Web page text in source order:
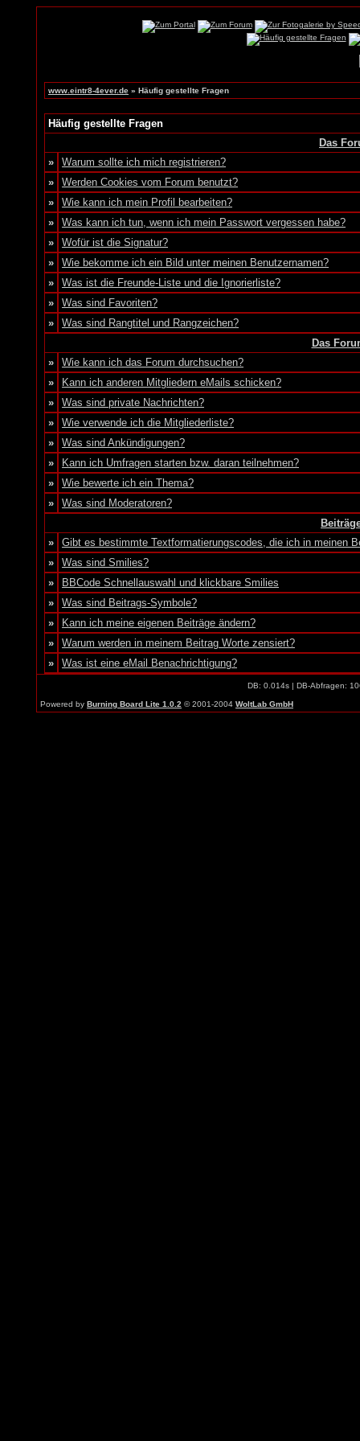
www.eintr8-4ever.de » Häufig gestellte Fragen
Häufig gestellte Fragen
Das
»
Warum sollte ich mich registrieren?
»
Werden Cookies vom Forum benutzt?
»
Wie kann ich mein Profil bearbeiten?
»
Was kann ich tun, wenn ich mein Passwort vergessen habe?
»
Wofür ist die Signatur?
»
Wie bekomme ich ein Bild unter meinen Benutzernamen?
»
Was ist die Freunde-Liste und die Ignorierliste?
»
Was sind Favoriten?
»
Was sind Rangtitel und Rangzeichen?
Das
»
Wie kann ich das Forum durchsuchen?
»
Kann ich anderen Mitgliedern eMails schicken?
»
Was sind private Nachrichten?
»
Wie verwende ich die Mitgliederliste?
»
Was sind Ankündigungen?
»
Kann ich Umfragen starten bzw. daran teilnehmen?
»
Wie bewerte ich ein Thema?
»
Was sind Moderatoren?
»
Gibt es bestimmte Textformatierungscodes, die ich in meinen
»
Was sind Smilies?
»
BBCode Schnellauswahl und klickbare Smilies
»
Was sind Beitrags-Symbole?
»
Kann ich meine eigenen Beiträge ändern?
»
Warum werden in meinem Beitrag Worte zensiert?
»
Was ist eine eMail Benachrichtigung?
DB: 0.014s | DB-Abfragen:
Powered by Burning Board Lite 1.0.2 © 2001-2004 WoltLab GmbH